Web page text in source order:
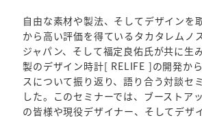
自由な素材や製法、そしてデザインを
から高い評価を得ているタカタレムノ
ジャパン、そして福定良佑氏が共に生
製のデザイン時計[ RELIFE ]の開発か
スについて振り返り、語り合う対談セ
した。このセミナーでは、ブーストア
の皆様や現役デザイナー、そしてデザ